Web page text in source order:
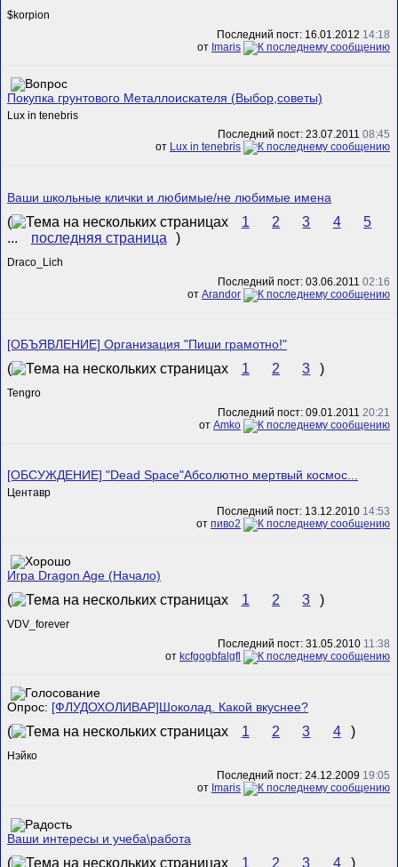
$korpion
Последний пост: 16.01.2012 14:18
от Imaris
Покупка грунтового Металлоискателя (Выбор,советы)
Lux in tenebris
Последний пост: 23.07.2011 08:45
от Lux in tenebris
Ваши школьные клички и любимые/не любимые имена
( 1 2 3 4
5
...
последняя страница )
Draco_Lich
Последний пост: 03.06.2011 02:16
от Arandor
[ОБЪЯВЛЕНИЕ] Организация "Пиши грамотно!"
( 1 2 3 )
Tengro
Последний пост: 09.01.2011 20:21
от Amko
[ОБСУЖДЕНИЕ] "Dead Space"Абсолютно мертвый космос...
Центавр
Последний пост: 13.12.2010 14:53
от пиво2
Игра Dragon Age (Начало)
( 1 2 3 )
VDV_forever
Последний пост: 31.05.2010 11:38
от kcfgogbfalgfl
Опрос: [ФЛУДОХОЛИВАР]Шоколад. Какой вкуснее?
( 1 2 3 4 )
Нэйко
Последний пост: 24.12.2009 19:05
от Imaris
Ваши интересы и учеба\работа
( 1 2 3 4 )